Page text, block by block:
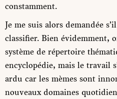
constamment.
Je me suis alors demandée
classifier. Bien évidemment,
système de répertoire
encyclopédie, mais le travail
ardu car les mèmes sont
nouveaux domaines